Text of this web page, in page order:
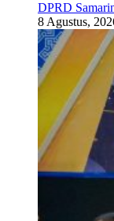
DPRD
8 Agustus,